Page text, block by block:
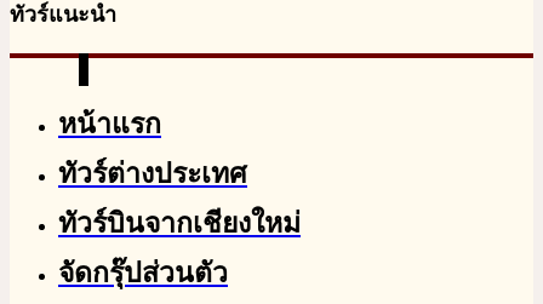
ทัวร์แนะนำ
หน้าแรก
ทัวร์ต่างประเทศ
ทัวร์บินจากเชียงใหม่
จัดกรุ๊ปส่วนตัว